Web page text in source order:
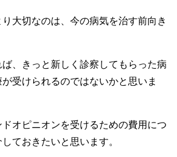
大切なのは、今の病気を治す前向き
、きっと新しく診察してもらった病
受けられるのではないかと思いま
オピニオンを受けるための費用につ
ておきたいと思います。